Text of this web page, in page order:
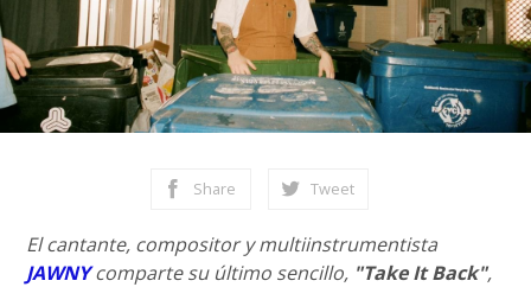
Share Tweet
El cantante, compositor y multiinstrumentista
JAWNYcomparte su último sencillo, "Take It Back",